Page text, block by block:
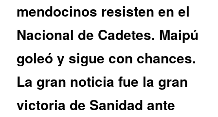
mendocinos resisten en el
Nacional de Cadetes. Maipú
goleó y sigue con chances.
La gran noticia fue la gran
victoria de Sanidad ante